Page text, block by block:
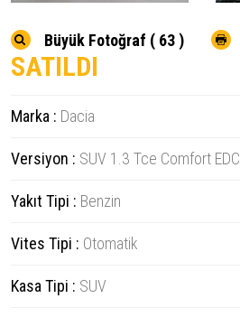
Büyük Fotoğraf ( 63 )
SATILDI
Marka : Dacia
Versiyon : SUV 1.3 Tce Comfort EDC
Yakıt Tipi : Benzin
Vites Tipi : Otomatik
Kasa Tipi : SUV